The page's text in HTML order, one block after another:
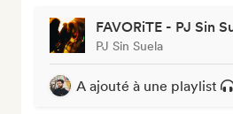
FAVORiTE - PJ Sin
PJ Sin Suela
A ajouté à une playlist